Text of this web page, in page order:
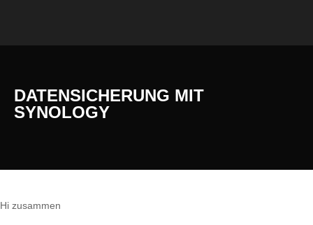
DATENSICHERUNG MIT
SYNOLOGY
Hi zusammen